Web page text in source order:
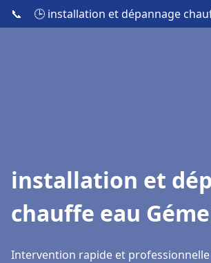
📞 🕒 installation et dépannage
installation et
chauffe eau
Intervention rapide et professionnelle